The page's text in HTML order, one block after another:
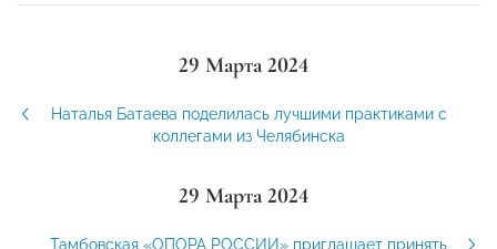
29 Марта 2024
Наталья Батаева поделилась лучшими практиками с
коллегами из Челябинска
29 Марта 2024
Тамбовская «ОПОРА РОССИИ» приглашает принять